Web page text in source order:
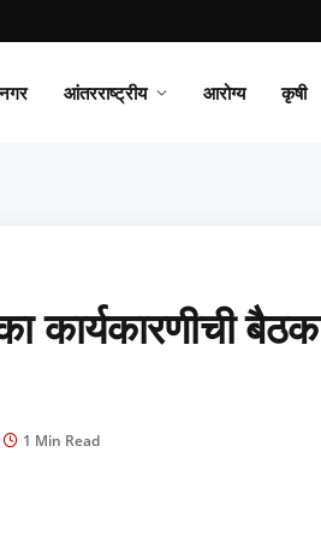
आंतरराष्ट्रीय आरोग्य कृषी
कार्यकारणीची बैठक
1 Min Read